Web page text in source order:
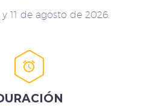
y 11 de agosto de 2026.

